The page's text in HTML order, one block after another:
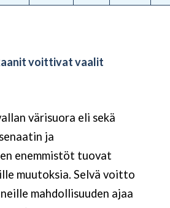
voittivat vaalit
värisuora eli sekä
ja
enemmistöt tuovat
muutoksia. Selvä voitto
mahdollisuuden ajaa